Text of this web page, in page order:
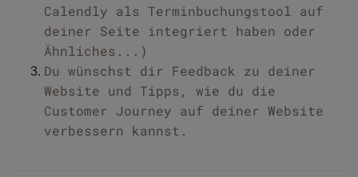
Calendly als Terminbuchungstool auf
deiner Seite integriert haben oder
Ähnliches...)
Du wünschst dir Feedback zu deiner
Website und Tipps, wie du die
Customer Journey auf deiner Website
verbessern kannst.